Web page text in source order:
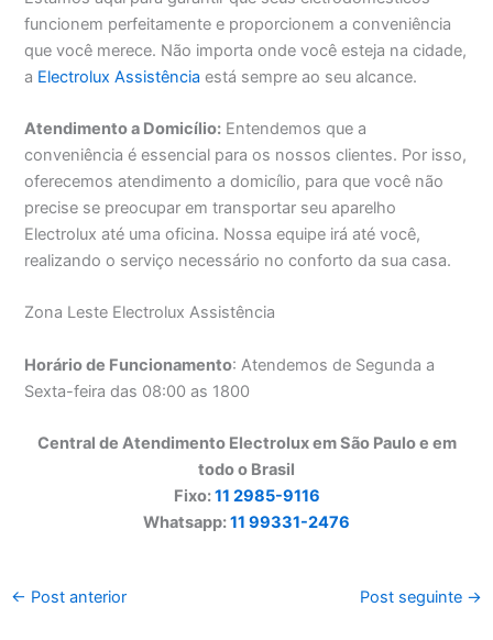
funcionem perfeitamente e proporcionem a conveniência
que você merece. Não importa onde você esteja na cidade,
a Electrolux Assistência está sempre ao seu alcance.
Atendimento a Domicílio: Entendemos que a
conveniência é essencial para os nossos clientes. Por isso,
oferecemos atendimento a domicílio, para que você não
precise se preocupar em transportar seu aparelho
Electrolux até uma oficina. Nossa equipe irá até você,
realizando o serviço necessário no conforto da sua casa.
Zona Leste Electrolux Assistência
Horário de Funcionamento: Atendemos de Segunda a
Sexta-feira das 08:00 as 1800
Central de Atendimento Electrolux em São Paulo e em
todo o Brasil
Fixo:11 2985-9116
Whatsapp:11 99331-2476
← Post anterior Post seguinte →